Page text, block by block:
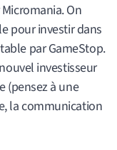
On
pour investir dans
par GameStop.
investisseur
(pensez à une
la communication